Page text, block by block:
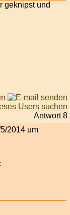
geknipst und
Antwort 8
2014 um